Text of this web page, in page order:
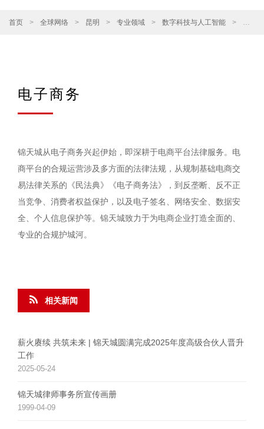
首页 > 全球网络 > 昆明 > 专业领域 > 数字科技与人工智能 > 电子
电子商务
锦天城从电子商务兴起伊始，即深耕于电商平台法律服务。电
商平台的合规运营涉及多方面的法律法规，从规制基础电商交
易法律关系的《民法典》《电子商务法》，到反垄断、反不正
当竞争、消费者权益保护，以及电子签名、网络安全、数据安
全、个人信息保护等。锦天城致力于为电商企业打造全面的、
专业的合规护城河。
相关新闻
薪火赓续 共筑未来 | 锦天城圆满完成2025年度高级合伙人晋升
工作
2025-05-24
锦天城律师事务所宣传画册
1999-04-09